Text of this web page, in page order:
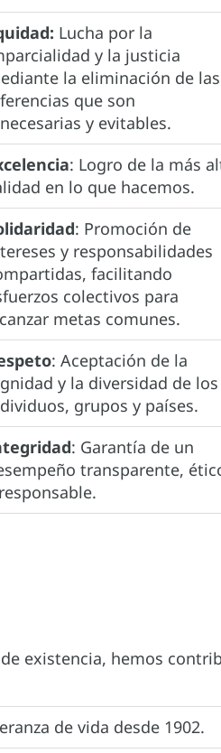
Lucha por la
y la justicia
la eliminación de las
que son
y evitables.
: Logro de la más
en lo que hacemos.
: Promoción de
y responsabilidades
facilitando
colectivos para
metas comunes.
: Aceptación de la
y la diversidad de los
grupos y países.
: Garantía de un
transparente,
existencia, hemos
de vida desde 1902.